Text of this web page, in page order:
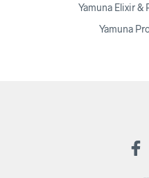
Yamuna Elixir &
Yamuna